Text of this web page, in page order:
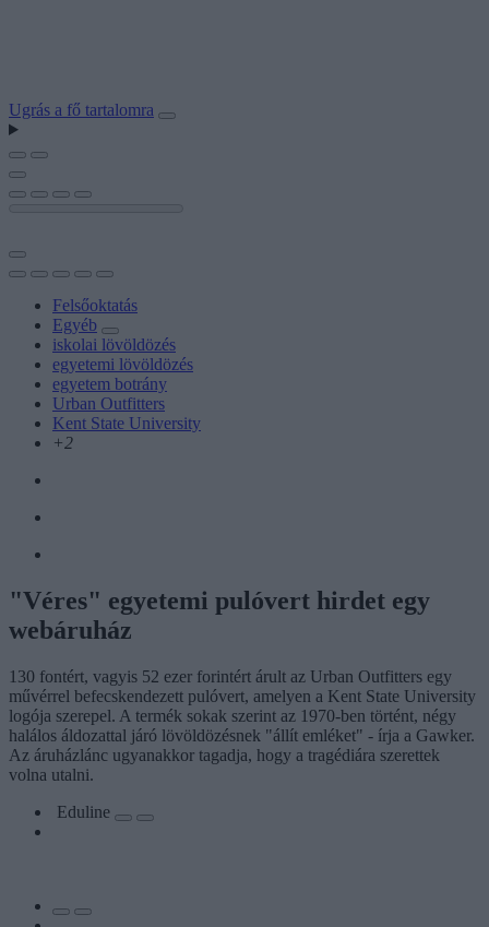
Ugrás a fő tartalomra
Felsőoktatás
Egyéb
iskolai lövöldözés
egyetemi lövöldözés
egyetem botrány
Urban Outfitters
Kent State University
+2
"Véres" egyetemi pulóvert hirdet egy
webáruház
130 fontért, vagyis 52 ezer forintért árult az Urban Outfitters egy
művérrel befecskendezett pulóvert, amelyen a Kent State University
logója szerepel. A termék sokak szerint az 1970-ben történt, négy
halálos áldozattal járó lövöldözésnek "állít emléket" - írja a Gawker.
Az áruházlánc ugyanakkor tagadja, hogy a tragédiára szerettek
volna utalni.
Eduline